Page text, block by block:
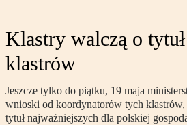
Klastry walczą o
klastrów
Jeszcze tylko do piątku, 19 maja
wnioski od koordynatorów tych
tytuł najważniejszych dla polskiej